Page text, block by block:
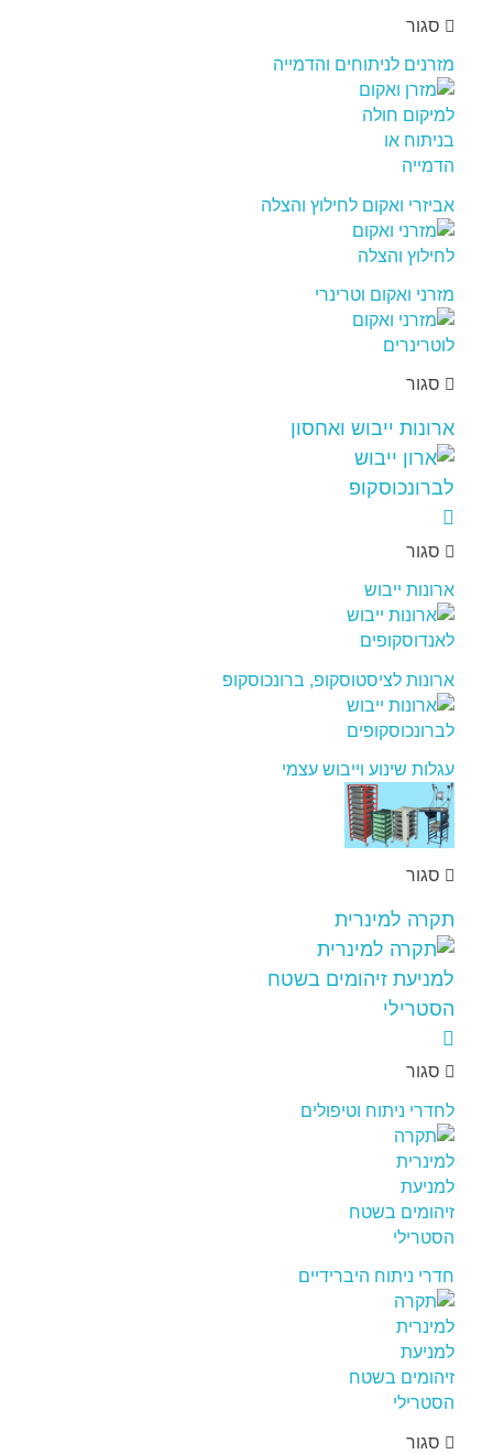
סגור
מזרנים לניתוחים והדמייה
אביזרי ואקום לחילוץ והצלה
מזרני ואקום וטרינרי
סגור
ארונות ייבוש ואחסון
סגור
ארונות ייבוש
ארונות לציסטוסקופ, ברונכוסקופ
עגלות שינוע וייבוש עצמי
סגור
תקרה למינרית
סגור
לחדרי ניתוח וטיפולים
חדרי ניתוח היברידיים
סגור